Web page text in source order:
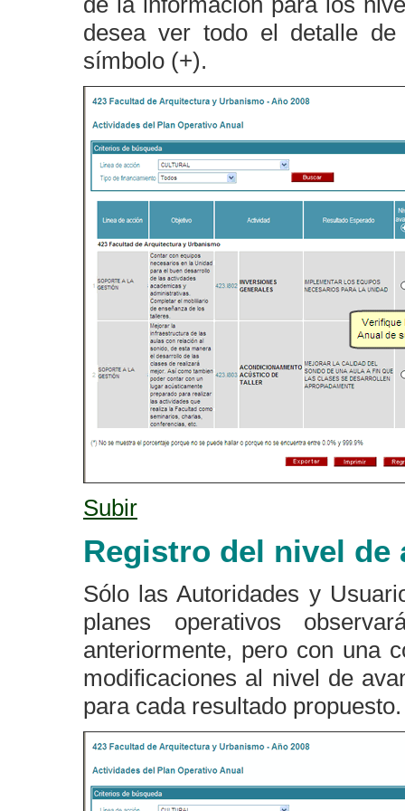
desea ver todo el detalle
símbolo (+).
Subir
Registro del nivel de
Sólo las Autoridades y
planes operativos
anteriormente, pero con una
modificaciones al nivel de
para cada resultado propuesto.